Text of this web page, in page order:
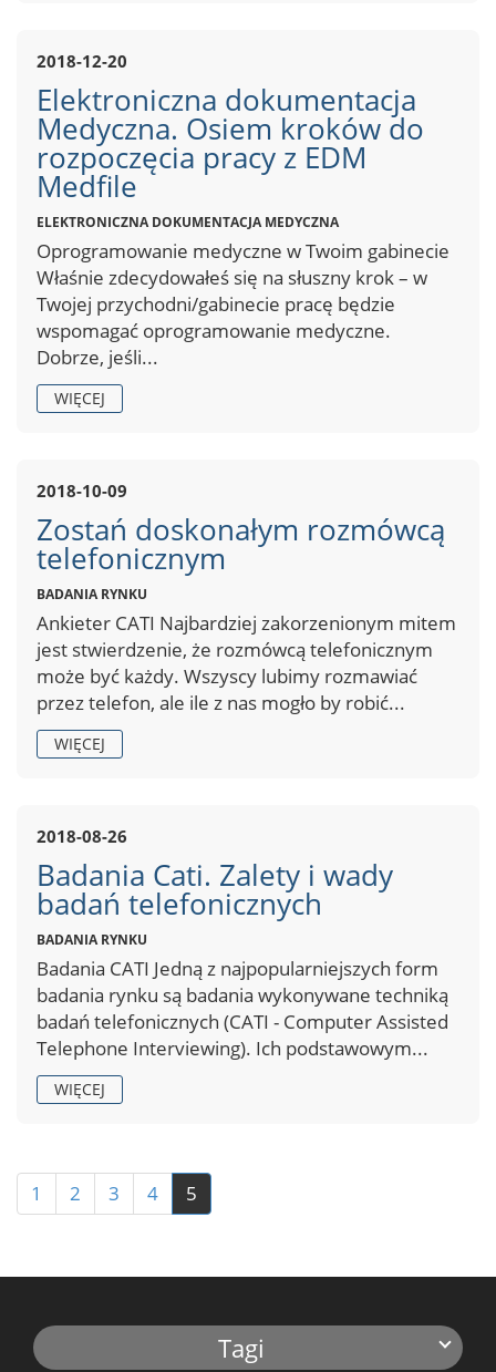
2018-12-20
Elektroniczna dokumentacja
Medyczna. Osiem kroków do
rozpoczęcia pracy z EDM
Medfile
ELEKTRONICZNA DOKUMENTACJA MEDYCZNA
Oprogramowanie medyczne w Twoim gabinecie
Właśnie zdecydowałeś się na słuszny krok – w
Twojej przychodni/gabinecie pracę będzie
wspomagać oprogramowanie medyczne.
Dobrze, jeśli...
WIĘCEJ
2018-10-09
Zostań doskonałym rozmówcą
telefonicznym
BADANIA RYNKU
Ankieter CATI Najbardziej zakorzenionym mitem
jest stwierdzenie, że rozmówcą telefonicznym
może być każdy. Wszyscy lubimy rozmawiać
przez telefon, ale ile z nas mogło by robić...
WIĘCEJ
2018-08-26
Badania Cati. Zalety i wady
badań telefonicznych
BADANIA RYNKU
Badania CATI Jedną z najpopularniejszych form
badania rynku są badania wykonywane techniką
badań telefonicznych (CATI - Computer Assisted
Telephone Interviewing). Ich podstawowym...
WIĘCEJ
1 2 3 4 5
Tagi